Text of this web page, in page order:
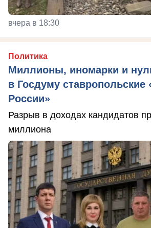
вчера в 18:30
Политика
Миллионы, иномарки и
в Госдуму
России»
Разрыв в доходах кандидатов
миллиона